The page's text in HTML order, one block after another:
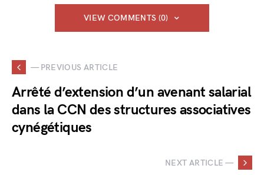
VIEW COMMENTS (0)
— PREVIOUS ARTICLE
Arrêté d’extension d’un avenant salarial
dans la CCN des structures associatives
cynégétiques
NEXT ARTICLE —